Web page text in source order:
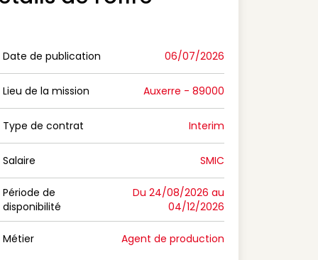
Date de publication
Date de publication 06/07/2026
Lieu de la mission
Lieu de la mission Auxerre - 89000
Type de contrat
Type de contrat Interim
Salaire
Salaire SMIC
Période de disponibilité
Période de
disponibilité
Du 24/08/2026 au
04/12/2026
Métier Agent de production